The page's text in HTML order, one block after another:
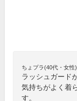
ちょプラ(40代・女性)
ラッシュガード
気持ちがよく着
す。